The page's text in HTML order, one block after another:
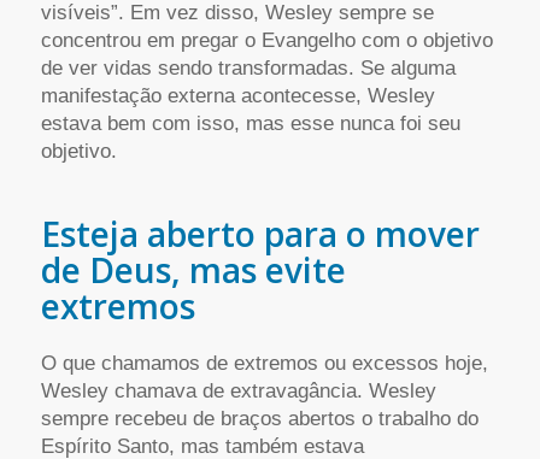
visíveis”. Em vez disso, Wesley sempre se
concentrou em pregar o Evangelho com o objetivo
de ver vidas sendo transformadas. Se alguma
manifestação externa acontecesse, Wesley
estava bem com isso, mas esse nunca foi seu
objetivo.
Esteja aberto para o mover
de Deus, mas evite
extremos
O que chamamos de extremos ou excessos hoje,
Wesley chamava de extravagância. Wesley
sempre recebeu de braços abertos o trabalho do
Espírito Santo, mas também estava